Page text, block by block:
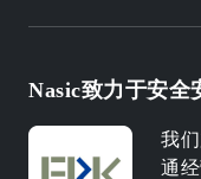
Nasic致力于安全
我
通